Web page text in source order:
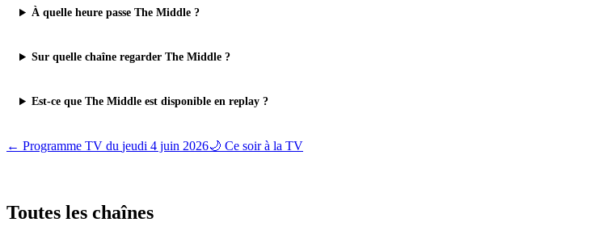
À quelle heure passe The Middle ?
Sur quelle chaîne regarder The Middle ?
Est-ce que The Middle est disponible en replay ?
← Programme TV du jeudi 4 juin 2026🌙 Ce soir à la TV
Toutes les chaînes